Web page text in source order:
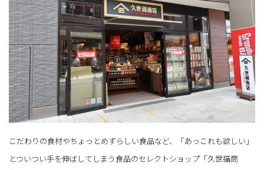
こだわりの食材やちょっとめずらしい食品など、「あっこれも欲しい」
とついつい手を伸ばしてしまう食品のセレクトショップ「久世福商